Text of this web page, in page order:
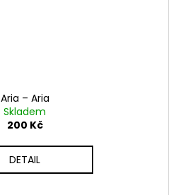
Aria ‎– Aria
Skladem
200 Kč
DETAIL